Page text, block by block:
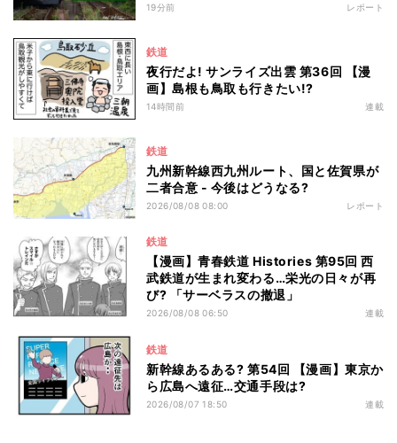
19分前 レポート
鉄道
夜行だよ! サンライズ出雲 第36回 【漫
画】島根も鳥取も行きたい!?
14時間前 連載
鉄道
九州新幹線西九州ルート、国と佐賀県が
二者合意 - 今後はどうなる?
2026/08/08 08:00 レポート
鉄道
【漫画】青春鉄道 Histories 第95回 西
武鉄道が生まれ変わる…栄光の日々が再
び? 「サーベラスの撤退」
2026/08/08 06:50 連載
鉄道
新幹線あるある? 第54回 【漫画】東京か
ら広島へ遠征…交通手段は?
2026/08/07 18:50 連載